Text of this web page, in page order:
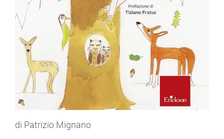
di Patrizio Mignano